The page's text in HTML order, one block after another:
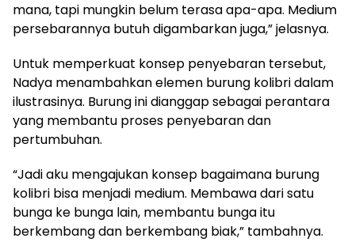
mana, tapi mungkin belum terasa apa-apa. Medium
persebarannya butuh digambarkan juga,” jelasnya.
Untuk memperkuat konsep penyebaran tersebut,
Nadya menambahkan elemen burung kolibri dalam
ilustrasinya. Burung ini dianggap sebagai perantara
yang membantu proses penyebaran dan
pertumbuhan.
“Jadi aku mengajukan konsep bagaimana burung
kolibri bisa menjadi medium. Membawa dari satu
bunga ke bunga lain, membantu bunga itu
berkembang dan berkembang biak,” tambahnya.